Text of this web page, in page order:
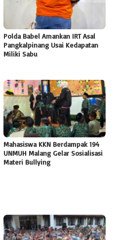
Polda Babel Amankan IRT Asal
Pangkalpinang Usai Kedapatan
Miliki Sabu
Mahasiswa KKN Berdampak 194
UNMUH Malang Gelar Sosialisasi
Materi Bullying